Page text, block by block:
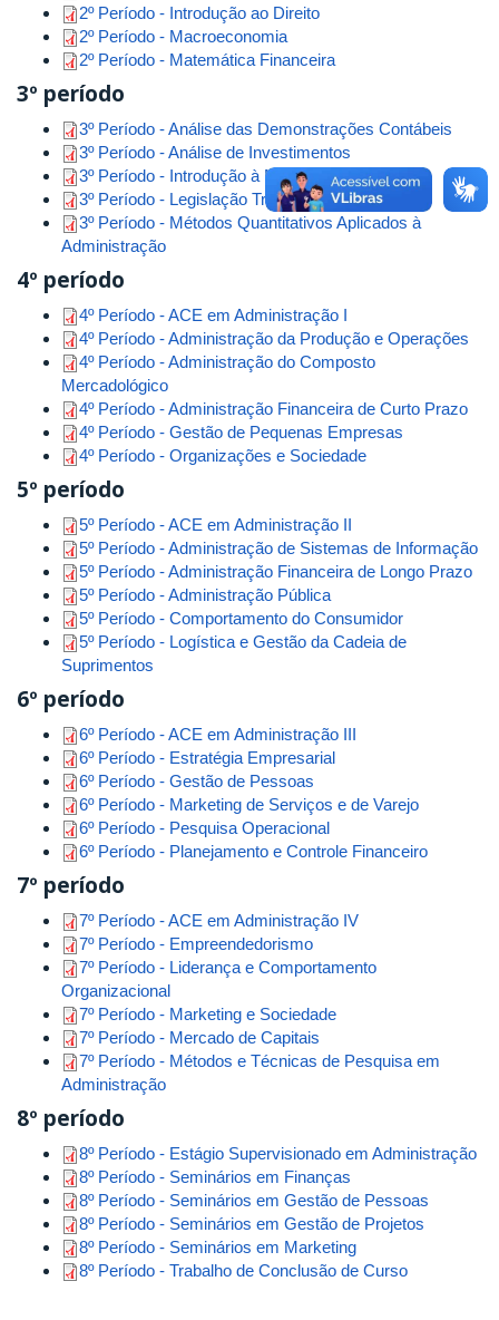
2º Período - Introdução ao Direito
2º Período - Macroeconomia
2º Período - Matemática Financeira
3º período
3º Período - Análise das Demonstrações Contábeis
3º Período - Análise de Investimentos
3º Período - Introdução à Metodologia Científica
3º Período - Legislação Tributária e Trabalhista
3º Período - Métodos Quantitativos Aplicados à
Administração
4º período
4º Período - ACE em Administração I
4º Período - Administração da Produção e Operações
4º Período - Administração do Composto
Mercadológico
4º Período - Administração Financeira de Curto Prazo
4º Período - Gestão de Pequenas Empresas
4º Período - Organizações e Sociedade
5º período
5º Período - ACE em Administração II
5º Período - Administração de Sistemas de Informação
5º Período - Administração Financeira de Longo Prazo
5º Período - Administração Pública
5º Período - Comportamento do Consumidor
5º Período - Logística e Gestão da Cadeia de
Suprimentos
6º período
6º Período - ACE em Administração III
6º Período - Estratégia Empresarial
6º Período - Gestão de Pessoas
6º Período - Marketing de Serviços e de Varejo
6º Período - Pesquisa Operacional
6º Período - Planejamento e Controle Financeiro
7º período
7º Período - ACE em Administração IV
7º Período - Empreendedorismo
7º Período - Liderança e Comportamento
Organizacional
7º Período - Marketing e Sociedade
7º Período - Mercado de Capitais
7º Período - Métodos e Técnicas de Pesquisa em
Administração
8º período
8º Período - Estágio Supervisionado em Administração
8º Período - Seminários em Finanças
8º Período - Seminários em Gestão de Pessoas
8º Período - Seminários em Gestão de Projetos
8º Período - Seminários em Marketing
8º Período - Trabalho de Conclusão de Curso